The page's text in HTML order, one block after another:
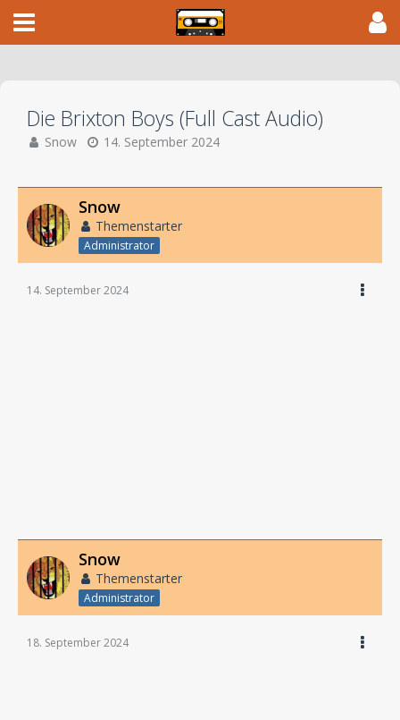
Die Brixton Boys (Full Cast Audio)
Snow 14. September 2024
Snow
Themenstarter
Administrator
14. September 2024
Snow
Themenstarter
Administrator
18. September 2024